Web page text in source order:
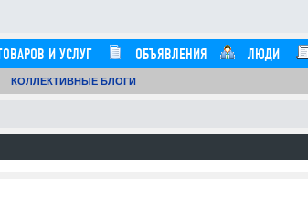
И УСЛУГ ОБЪЯВЛЕНИЯ ЛЮДИ
КОЛЛЕКТИВНЫЕ БЛОГИ